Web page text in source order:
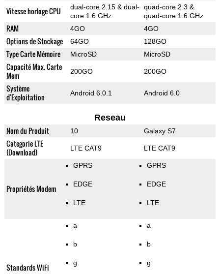
Vitesse horloge CPU
dual-core 2.15 & dual-
core 1.6 GHz
quad-core 2.3 &
quad-core 1.6 GHz
RAM 4GO 4GO
Options de Stockage 64GO 128GO
Type Carte Mémoire MicroSD MicroSD
Capacité Max. Carte
Mem
200GO 200GO
Système
d'Exploitation
Android 6.0.1 Android 6.0
Reseau
Nom du Produit 10 Galaxy S7
Categorie LTE
(Download)
LTE CAT9 LTE CAT9
Propriétés Modem
GPRS
EDGE
LTE
GPRS
EDGE
LTE
Standards WiFi
a
b
g
a
b
g